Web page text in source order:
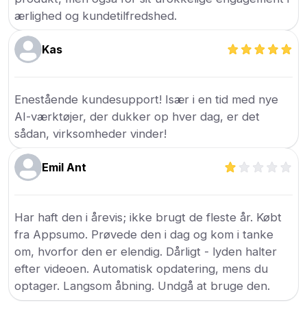
ærlighed og kundetilfredshed.
Kas
Enestående kundesupport! Især i en tid med nye
AI-værktøjer, der dukker op hver dag, er det
sådan, virksomheder vinder!
Emil Ant
Har haft den i årevis; ikke brugt de fleste år. Købt
fra Appsumo. Prøvede den i dag og kom i tanke
om, hvorfor den er elendig. Dårligt - lyden halter
efter videoen. Automatisk opdatering, mens du
optager. Langsom åbning. Undgå at bruge den.